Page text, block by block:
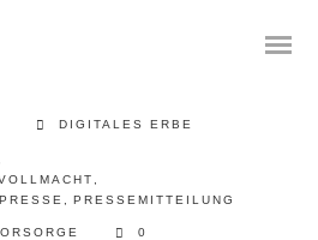
DIGITALES ERBE
PRESSE PRESSEMITTEILUNG
0